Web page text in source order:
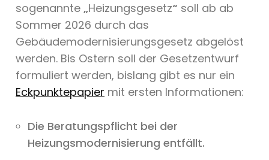
sogenannte„Heizungsgesetz“ soll ab ab
Sommer 2026 durch das
Gebäudemodernisierungsgesetz abgelöst
werden. Bis Ostern soll der Gesetzentwurf
formuliert werden, bislang gibt es nur ein
Eckpunktepapier mit ersten Informationen:
Die Beratungspflicht bei der
Heizungsmodernisierung entfällt.